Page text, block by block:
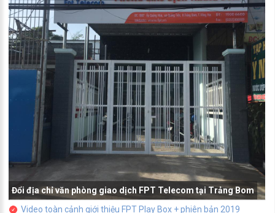
Đổi địa chỉ văn phòng giao dịch FPT Telecom tại Trảng Bom
Video toàn cảnh giới thiệu FPT Play Box + phiên bản 2019